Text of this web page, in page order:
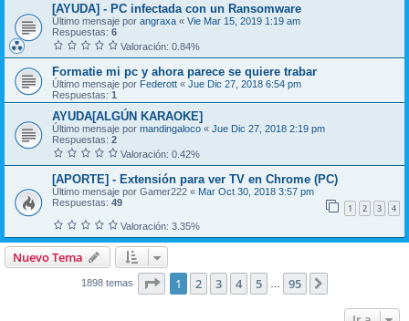
[AYUDA] - PC infectada con un Ransomware
Último mensaje por angraxa « Vie Mar 15, 2019 1:19 am
Respuestas: 6
Valoración: 0.84%
Formatie mi pc y ahora parece se quiere trabar
Último mensaje por Federott « Jue Dic 27, 2018 6:54 pm
Respuestas: 1
AYUDA[ALGÚN KARAOKE]
Último mensaje por mandingaloco « Jue Dic 27, 2018 2:19 pm
Respuestas: 2
Valoración: 0.42%
[APORTE] - Extensión para ver TV en Chrome (PC)
Último mensaje por Gamer222 « Mar Oct 30, 2018 3:57 pm
Respuestas: 49 1 2 3 4
Valoración: 3.35%
Nuevo Tema
1898 temas Página de 95
1 2 3 4 5 95